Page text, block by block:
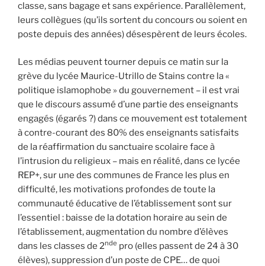
classe, sans bagage et sans expérience. Parallèlement,
leurs collègues (qu’ils sortent du concours ou soient en
poste depuis des années) désespèrent de leurs écoles.
Les médias peuvent tourner depuis ce matin sur la
grève du lycée Maurice-Utrillo de Stains contre la «
politique islamophobe » du gouvernement – ​​​​il est vrai
que le discours assumé d’une partie des enseignants
engagés (égarés ?) dans ce mouvement est totalement
à contre-courant des 80% des enseignants satisfaits
de la réaffirmation du sanctuaire scolaire face à
l’intrusion du religieux – mais en réalité, dans ce lycée
REP+, sur une des communes de France les plus en
difficulté, les motivations profondes de toute la
communauté éducative de l’établissement sont sur
l’essentiel : baisse de la dotation horaire au sein de
l’établissement, augmentation du nombre d’élèves
dans les classes de 2nde pro (elles passent de 24 à 30
élèves), suppression d’un poste de CPE… de quoi